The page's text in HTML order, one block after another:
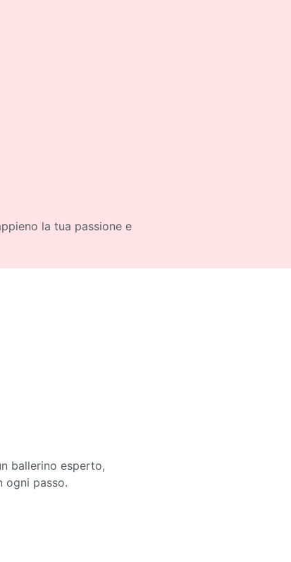
la tua passione e
ballerino esperto,
ogni passo.